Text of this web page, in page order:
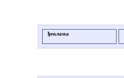
ђеклама